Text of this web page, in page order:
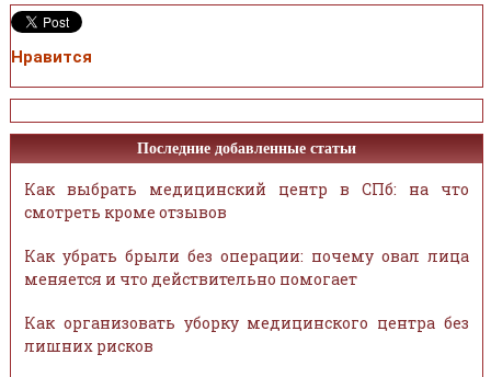
Нравится
Последние добавленные статьи
Как выбрать медицинский центр в СПб: на что
смотреть кроме отзывов
Как убрать брыли без операции: почему овал лица
меняется и что действительно помогает
Как организовать уборку медицинского центра без
лишних рисков